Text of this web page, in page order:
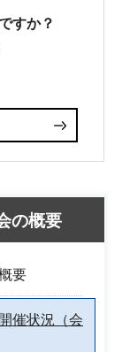
すか？
の概要
要
催状況（会